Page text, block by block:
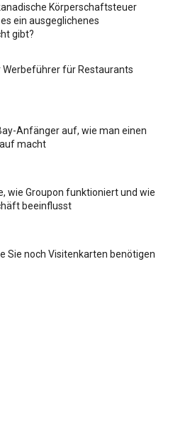
Körperschaftsteuer
ein ausgeglichenes
gibt?
Werbeführer für Restaurants
Anfänger auf, wie man einen
macht
wie Groupon funktioniert und wie
beeinflusst
Sie noch Visitenkarten benötigen